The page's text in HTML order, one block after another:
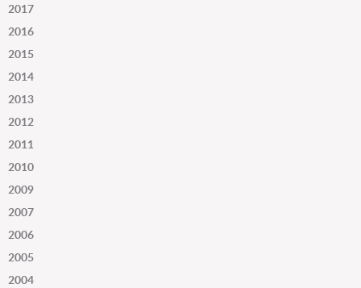
2017
2016
2015
2014
2013
2012
2011
2010
2009
2007
2006
2005
2004